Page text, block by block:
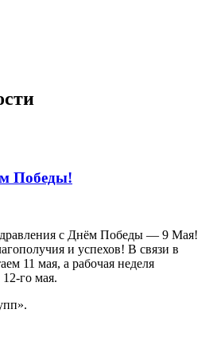
Победы!
с Днём Победы — 9 Мая!
и успехов! В связи в
11 мая, а рабочая неделя
12-го мая.